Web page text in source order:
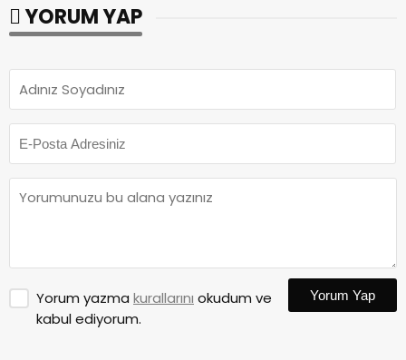
YORUM YAP
Yorum yazma kurallarını okudum ve
kabul ediyorum.
Yorum Yap